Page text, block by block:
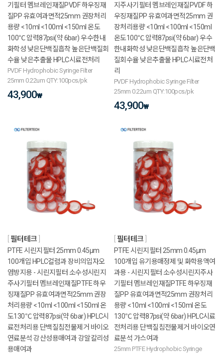
기필터 멤브레인재질PVDF 하우징재
질PP 유효여과면적25mm 권장처리
용량 <10ml <100ml <150ml 온도
100℃ 압력87psi(약 6bar) 우수한내
화학성 낮은단백질흡착 높은단백질회
수율 낮은추출물 HPLC시료전처리
PVDF Hydrophobic Syringe Filter
25mm 0.22um QTY:100pcs/pk
43,900₩
지주사기필터 멤브레인재질PVDF 하
우징재질PP 유효여과면적25mm 권
장처리용량 <10ml <100ml <150ml
온도100℃ 압력87psi(약 6bar) 우수
한내화학성 낮은단백질흡착 높은단백
질회수율 낮은추출물 HPLC시료전처
리
PVDF Hydrophobic Syringe Filter
25mm 0.22um QTY:100pcs/pk
43,900₩
필터테크
PTFE 시린지필터 25mm 0.45μm
100개입 HPLC컬럼과 장비의입자오
염방지용 - 시린지필터 소수성시린지
주사기필터 멤브레인재질PTFE 하우
징재질PP 유효여과면적25mm 권장
처리용량 <10ml <100ml <150ml 온
도130℃ 압력87psi(약 6bar) HPLC시
료전처리용 단백질침전물제거 바이오
연료분석 강산성용매여과 강알칼리성
용매여과
필터테크
PTFE 시린지필터 25mm 0.45μm
100개입 유기용매정제 및 화학용액여
과용 - 시린지필터 소수성시린지주사
기필터 멤브레인재질PTFE 하우징재
질PP 유효여과면적25mm 권장처리
용량 <10ml <100ml <150ml 온도
130℃ 압력87psi(약 6bar) HPLC시료
전처리용 단백질침전물제거 바이오연
료분석 가스여과
25mm PTFE Hydrophobic Syringe